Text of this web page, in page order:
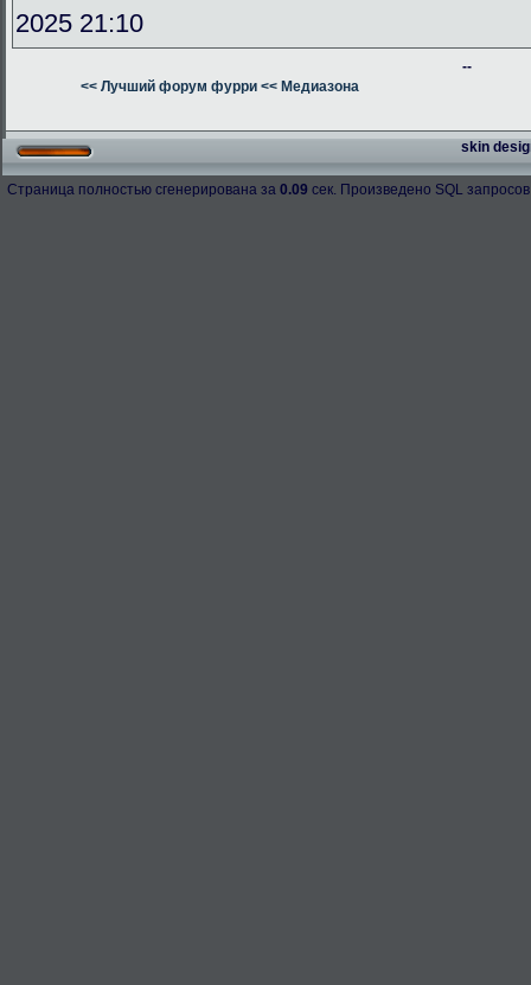
2025 21:10
--
<< Лучший форум фурри << Медиазона
skin
Страница полностью сгенерирована за 0.09 сек. Произведено SQL